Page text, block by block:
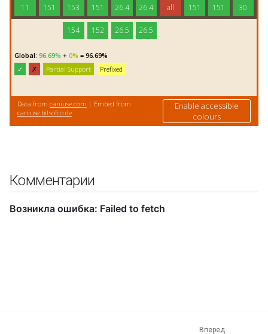
Комментарии
Вперед